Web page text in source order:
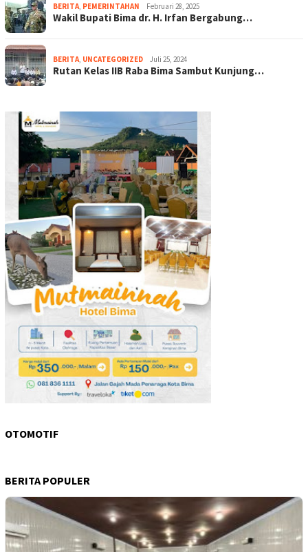
BERITA, PEMERINTAHAN Februari 28, 2025
Wakil Bupati Bima dr. H. Irfan Bergabung…
BERITA, UNCATEGORIZED Juli 25, 2024
Rutan Kelas IIB Raba Bima Sambut Kunjung…
OTOMOTIF
BERITA POPULER